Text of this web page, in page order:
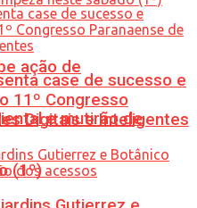
ação de
e mutirão de
(1º)
case de sucesso e
11º Congresso
Digitais e Inteligentes